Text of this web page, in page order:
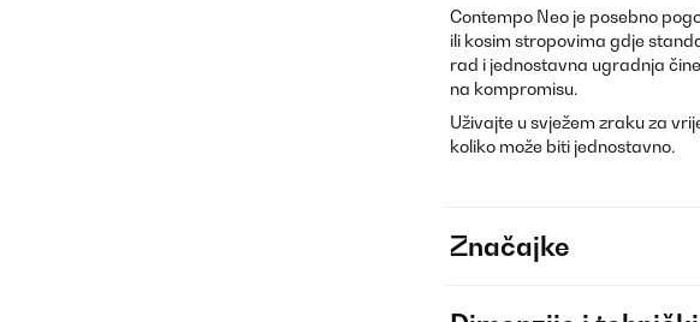
Contempo Neo je posebno
ili kosim stropovima gdje
rad i jednostavna ugradnja
na kompromisu.
Uživajte u svježem zraku za
koliko može biti jednostavno.
Značajke